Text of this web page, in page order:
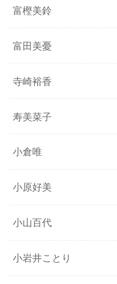
富樫美鈴
富田美憂
寺崎裕香
寿美菜子
小倉唯
小原好美
小山百代
小岩井ことり